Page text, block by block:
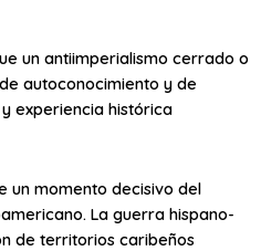
un antiimperialismo cerrado o
autoconocimiento y de
experiencia histórica
un momento decisivo del
La guerra hispano-
de territorios caribeños